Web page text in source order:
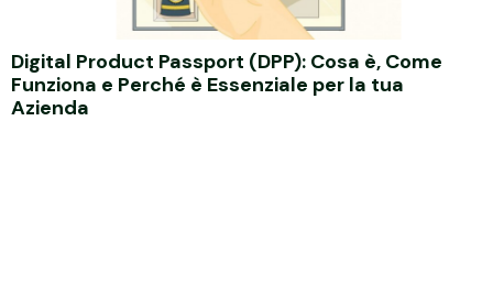
Digital Product Passport (DPP): Cosa è, Come
Funziona e Perché è Essenziale per la tua
Azienda